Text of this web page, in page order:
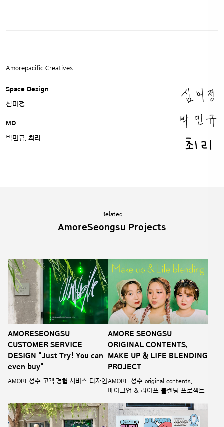
Amorepacific Creatives
Space Design
심미정
MD
박민규, 최리
Related
AmoreSeongsu Projects
AMORESEONGSU
CUSTOMER SERVICE
DESIGN "Just Try! You can
even buy"
AMORE성수 고객 경험 서비스 디자인
AMORE SEONGSU
ORIGINAL CONTENTS,
MAKE UP & LIFE BLENDING
PROJECT
AMORE 성수 original contents,
메이크업 & 라이프 블렌딩 프로젝트